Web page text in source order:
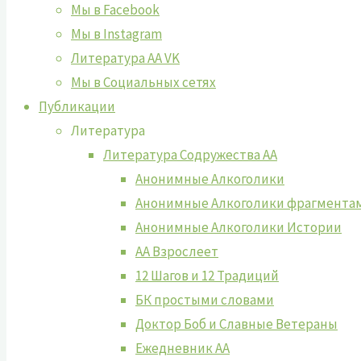
Мы в Facebook
Мы в Instagram
Литература АА VK
Мы в Социальных сетях
Публикации
Литература
Литература Содружества АА
Анонимные Алкоголики
Анонимные Алкоголики
Анонимные Алкоголики Истории
АА Взрослеет
12 Шагов и 12 Традиций
БК простыми словами
Доктор Боб и Славные Ветераны
Ежедневник АА